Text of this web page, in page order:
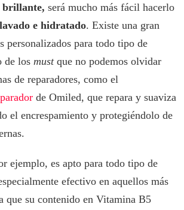
brillante, será mucho más fácil hacerlo
e hidratado. Existe una gran
personalizados para todo tipo de
de los mustque no podemos olvidar
de reparadores, como el
de Omiled, que repara y suaviza
el encrespamiento y protegiéndolo de
ejemplo, es apto para todo tipo de
efectivo en aquellos más
que su contenido en Vitamina B5